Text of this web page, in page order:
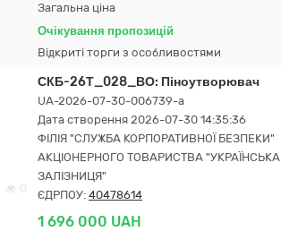
Загальна ціна
Очікування пропозицій
Відкриті торги з особливостями
0
СКБ-26Т_028_ВО: Піноутворювач
UA-2026-07-30-006739-a
Дата створення 2026-07-30 14:35:36
ФІЛІЯ "СЛУЖБА КОРПОРАТИВНОЇ БЕЗПЕКИ"
АКЦІОНЕРНОГО ТОВАРИСТВА "УКРАЇНСЬКА
ЗАЛІЗНИЦЯ"
ЄДРПОУ: 40478614
1 696 000 UAH